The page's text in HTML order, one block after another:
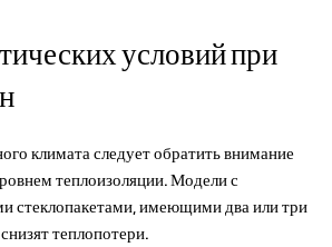
условий при
климата следует обратить внимание
теплоизоляции. Модели с
стеклопакетами, имеющими два или три
теплопотери.